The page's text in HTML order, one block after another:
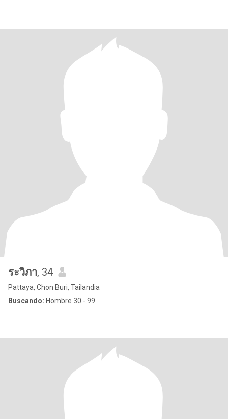
ระวิภา, 34
Pattaya, Chon Buri, Tailandia
Buscando: Hombre 30 - 99